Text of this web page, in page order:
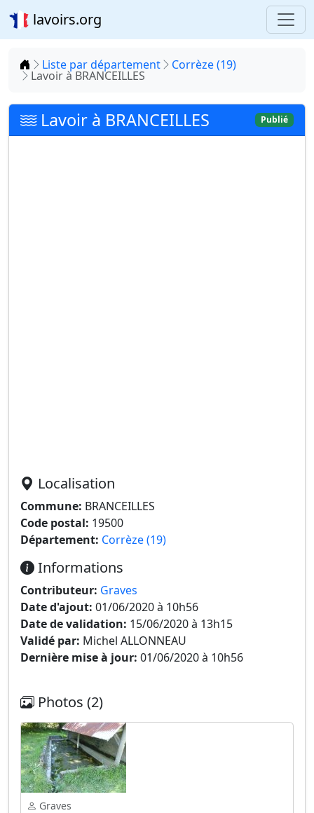
lavoirs.org
Accueil
Liste par département Corrèze (19)
Lavoir à BRANCEILLES
Lavoir à BRANCEILLES Publié
Localisation
Commune: BRANCEILLES
Code postal: 19500
Département: Corrèze (19)
Informations
Contributeur: Graves
Date d'ajout: 01/06/2020 à 10h56
Date de validation: 15/06/2020 à 13h15
Validé par: Michel ALLONNEAU
Dernière mise à jour: 01/06/2020 à 10h56
Photos (2)
Graves